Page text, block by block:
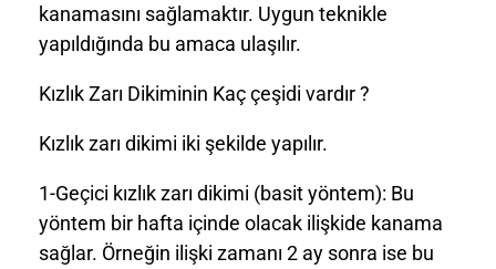
kanamasını sağlamaktır. Uygun teknikle
yapıldığında bu amaca ulaşılır.
Kızlık Zarı Dikiminin Kaç çeşidi vardır ?
Kızlık zarı dikimi iki şekilde yapılır.
1-Geçici kızlık zarı dikimi (basit yöntem): Bu
yöntem bir hafta içinde olacak ilişkide kanama
sağlar. Örneğin ilişki zamanı 2 ay sonra ise bu